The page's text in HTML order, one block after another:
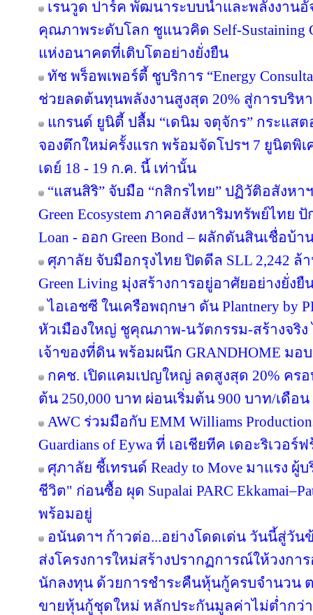
เรนวูด ปาร์ค พัฒนาระบบน้ำและพลังงาน
คุณภาพระดับโลก ชูแนวคิด Self-Sustaining
แห่งอนาคตที่เติบโตอย่างยั่งยืน
ทัช พร็อพเพอร์ตี้ ชูบริการ “Energy
ช่วยลดต้นทุนพลังงานสูงสุด 20% สู่การบริห
แกรนด์ ยูนิตี้ ปลื้ม “เดนิม จตุจักร” กระแสต
จองตึกใหม่ครั้งแรก พร้อมจัดโปรฯ 7 ยูนิตพิเ
เดย์ 18 - 19 ก.ค. นี้ เท่านั้น
“แสนสิริ” จับมือ “กสิกรไทย” ปฏิวัติอสังหา
Green Ecosystem ภาคอสังหาริมทรัพย์ไทย
Loan - ออก Green Bond – ผลักดันสินเชื่อบ้า
ศุภาลัย จับมือกรุงไทย ปิดดีล SLL 2,242 ล้
Green Living มุ่งสร้างการอยู่อาศัยอย่างยั่งยื
ไอเอชซี ในเครือพฤกษา ดัน Plantnery by
หัวเมืองใหญ่ ชูคุณภาพ-นวัตกรรม-สร้างจริง
เจ้าของที่ดิน พร้อมผนึก GRANDHOME ม
กคช. เปิดแคมเปญใหญ่ ลดสูงสุด 20% ครอ
ต้น 250,000 บาท ผ่อนเริ่มต้น 900 บาท/เดือน
AWC ร่วมมือกับ EMM Williams
Guardians of Eywa ที่ เอเชียทีค เดอะริเวอ
ศุภาลัย ชี้เทรนด์ Ready to Move มาแรง
ชีวิต" ก่อนซื้อ ผุด Supalai PARC
พร้อมอยู่
อนันดาฯ ก้าวต่อ...อย่างโดดเด่น วันนี้สู่วัน
ส่งโครงการใหม่สร้างปรากฏการณ์ให้วงกา
นักลงทุน ด้วยการชำระคืนหุ้นกู้ครบจำนวน
ขายหุ้นกู้ชุดใหม่ หลักประกันมูลค่าไม่ต่ำกว่า